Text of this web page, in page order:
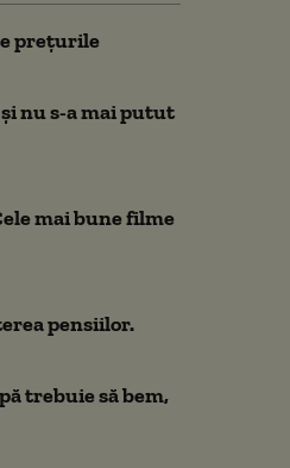
prețurile
nu s-a mai putut
mai bune filme
pensiilor.
trebuie să bem,